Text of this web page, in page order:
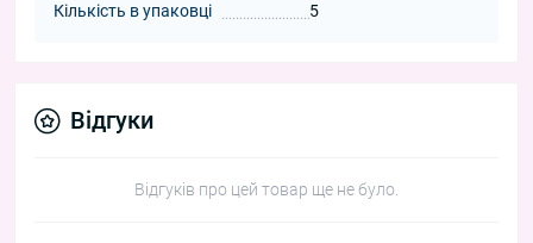
Кількість в упаковці 5
Відгуки
Відгуків про цей товар ще не було.